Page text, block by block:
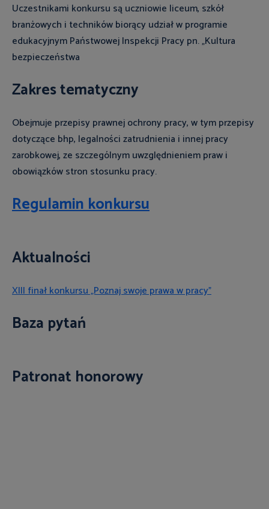
Uczestnikami konkursu są uczniowie liceum, szkół
branżowych i techników biorący udział w programie
edukacyjnym Państwowej Inspekcji Pracy pn. „Kultura
bezpieczeństwa
Zakres tematyczny
Obejmuje przepisy prawnej ochrony pracy, w tym przepisy
dotyczące bhp, legalności zatrudnienia i innej pracy
zarobkowej, ze szczególnym uwzględnieniem praw i
obowiązków stron stosunku pracy.
Regulamin konkursu
Aktualności
XIII finał konkursu „Poznaj swoje prawa w pracy”
Baza pytań
Patronat honorowy